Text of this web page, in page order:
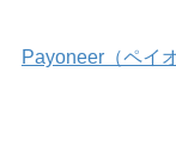
Payoneer（ペイ